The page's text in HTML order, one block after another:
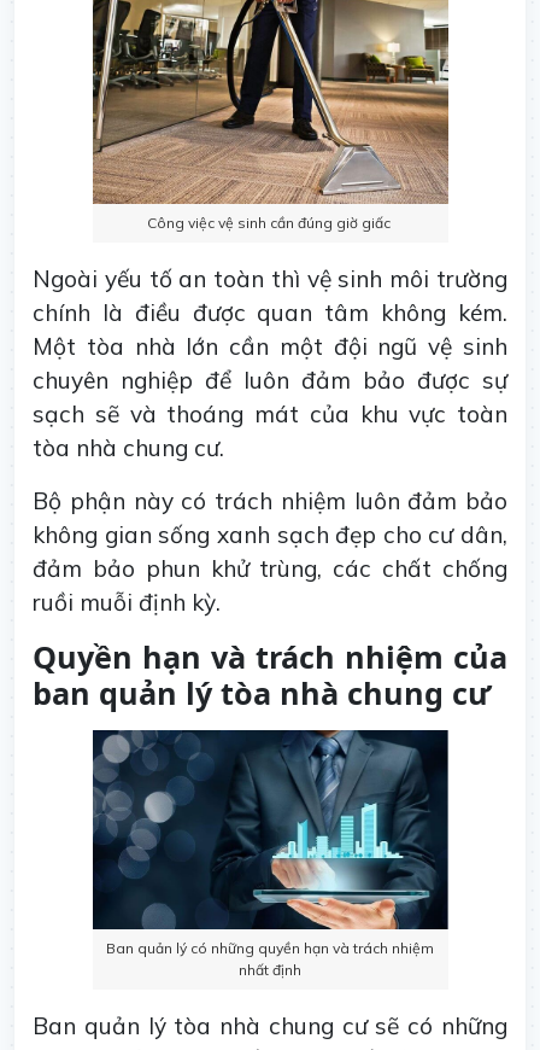
Công việc vệ sinh cần đúng giờ giấc
Ngoài yếu tố an toàn thì vệ sinh môi trường
chính là điều được quan tâm không kém.
Một tòa nhà lớn cần một đội ngũ vệ sinh
chuyên nghiệp để luôn đảm bảo được sự
sạch sẽ và thoáng mát của khu vực toàn
tòa nhà chung cư.
Bộ phận này có trách nhiệm luôn đảm bảo
không gian sống xanh sạch đẹp cho cư dân,
đảm bảo phun khử trùng, các chất chống
ruồi muỗi định kỳ.
Quyền hạn và trách nhiệm của
ban quản lý tòa nhà chung cư
Ban quản lý có những quyền hạn và trách nhiệm
nhất định
Ban quản lý tòa nhà chung cư sẽ có những